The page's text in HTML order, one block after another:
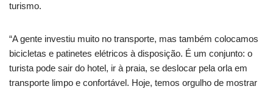
turismo.
“A gente investiu muito no transporte, mas também colocamos
bicicletas e patinetes elétricos à disposição. É um conjunto: o
turista pode sair do hotel, ir à praia, se deslocar pela orla em
transporte limpo e confortável. Hoje, temos orgulho de mostrar